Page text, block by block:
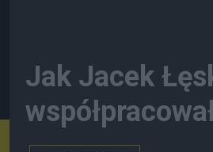
Jak Jacek